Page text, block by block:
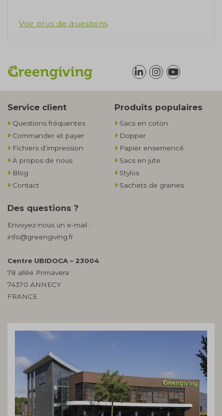
Voir plus de questions
Service client
Questions fréquentes
Commander et payer
Fichiers d’impression
À propos de nous
Blog
Contact
Produits populaires
Sacs en coton
Dopper
Papier ensemencé
Sacs en jute
Stylos
Sachets de graines
Des questions ?
Envoyez-nous un e-mail :
info@greengiving.fr
Centre UBIDOCA – 23004
78 allée Primavera
74370 ANNECY
FRANCE